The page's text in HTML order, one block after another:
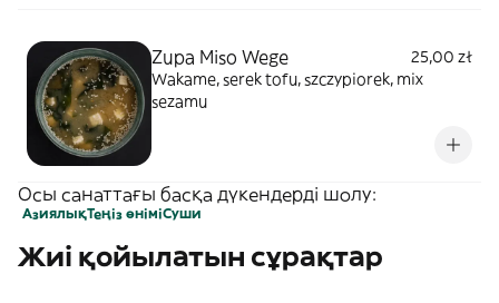
Zupa Miso Wege
25,00 zł
Wakame, serek tofu, szczypiorek, mix
sezamu
Осы санаттағы басқа дүкендерді шолу:
АзиялықТеңіз өніміСуши
Жиі қойылатын сұрақтар